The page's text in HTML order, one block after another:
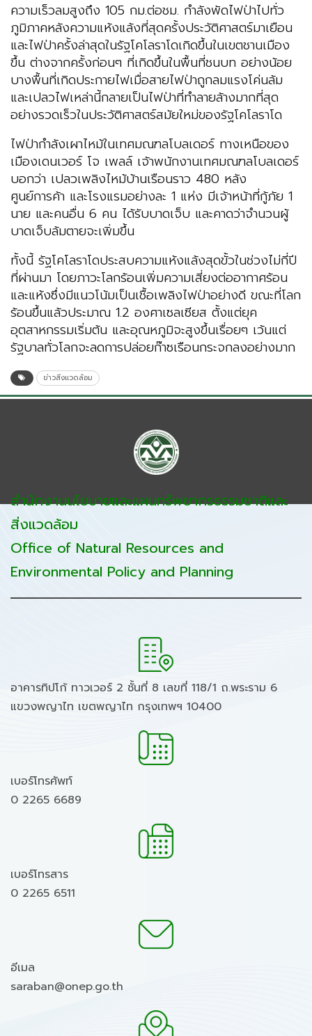
ความเร็วลมสูงถึง 105 กม.ต่อชม. กำลังพัดไฟป่าไปทั่ว
ภูมิภาคหลังความแห้งแล้งที่สุดครั้งประวัติศาสตร์มาเยือน
และไฟป่าครั้งล่าสุดในรัฐโคโลราโดเกิดขึ้นในเขตชานเมือง
ขึ้น ต่างจากครั้งก่อนๆ ที่เกิดขึ้นในพื้นที่ชนบท อย่างน้อย
บางพื้นที่เกิดประกายไฟเมื่อสายไฟป่าถูกลมแรงโค่นล้ม
และเปลวไฟเหล่านี้กลายเป็นไฟป่าที่ทำลายล้างมากที่สุด
อย่างรวดเร็วในประวัติศาสตร์สมัยใหม่ของรัฐโคโลราโด
ไฟป่ากำลังเผาไหม้ในเทศมณฑลโบลเดอร์ ทางเหนือของ
เมืองเดนเวอร์ โจ เพลล์ เจ้าพนักงานเทศมณฑลโบลเดอร์
บอกว่า เปลวเพลิงไหม้บ้านเรือนราว 480 หลัง
ศูนย์การค้า และโรงแรมอย่างละ 1 แห่ง มีเจ้าหน้าที่กู้ภัย 1
นาย และคนอื่น 6 คน ได้รับบาดเจ็บ และคาดว่าจำนวนผู้
บาดเจ็บล้มตายจะเพิ่มขึ้น
ทั้งนี้ รัฐโคโลราโดประสบความแห้งแล้งสุดขั้วในช่วงไม่กี่ปี
ที่ผ่านมา โดยภาวะโลกร้อนเพิ่มความเสี่ยงต่ออากาศร้อน
และแห้งซึ่งมีแนวโน้มเป็นเชื้อเพลิงไฟป่าอย่างดี ขณะที่โลก
ร้อนขึ้นแล้วประมาณ 1.2 องศาเซลเซียส ตั้งแต่ยุค
อุตสาหกรรมเริ่มต้น และอุณหภูมิจะสูงขึ้นเรื่อยๆ เว้นแต่
รัฐบาลทั่วโลกจะลดการปล่อยก๊าซเรือนกระจกลงอย่างมาก
ข่าวสิ่งแวดล้อม
สำนักงานนโยบายและแผนทรัพยากรธรรมชาติและ
สิ่งแวดล้อม
Office of Natural Resources and
Environmental Policy and Planning
อาคารทิปโก้ ทาวเวอร์ 2 ชั้นที่ 8 เลขที่ 118/1 ถ.พระราม 6
แขวงพญาไท เขตพญาไท กรุงเทพฯ 10400
เบอร์โทรศัพท์
0 2265 6689
เบอร์โทรสาร
0 2265 6511
อีเมล
saraban@onep.go.th